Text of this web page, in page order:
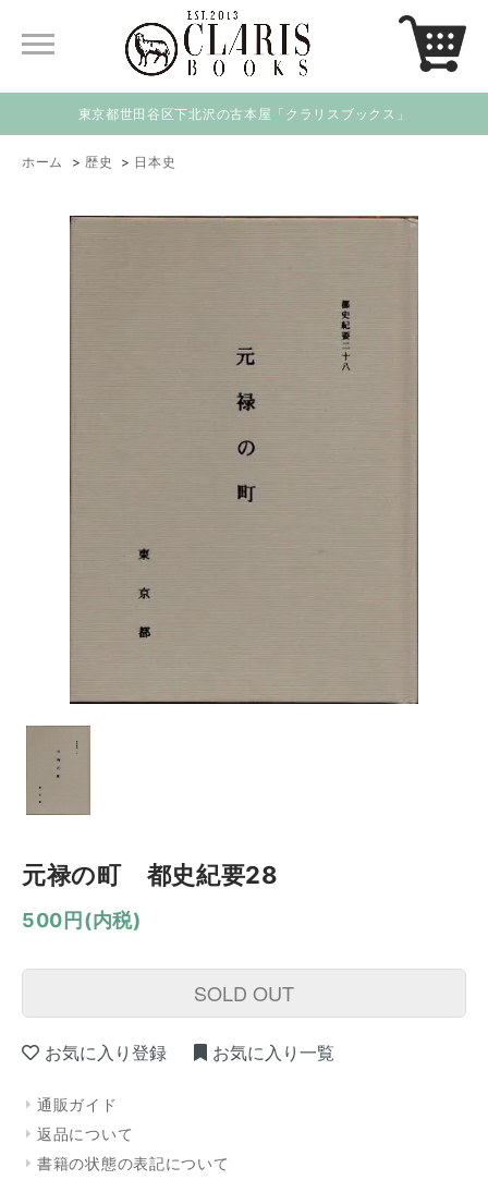
東京都世田谷区下北沢の古本屋「クラリスブックス」
ホーム > 歴史 > 日本史
元禄の町 都史紀要28
500円(内税)
SOLD OUT
お気に入り登録 お気に入り一覧
通販ガイド
返品について
書籍の状態の表記について